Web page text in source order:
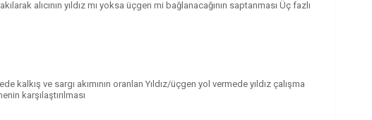
alıcının yıldız mı yoksa üçgen mi bağlanacağının saptanması Üç fazlı
kalkış ve sargı akımının oranlan Yıldız/üçgen yol vermede yıldız çalışma
karşılaştırılması